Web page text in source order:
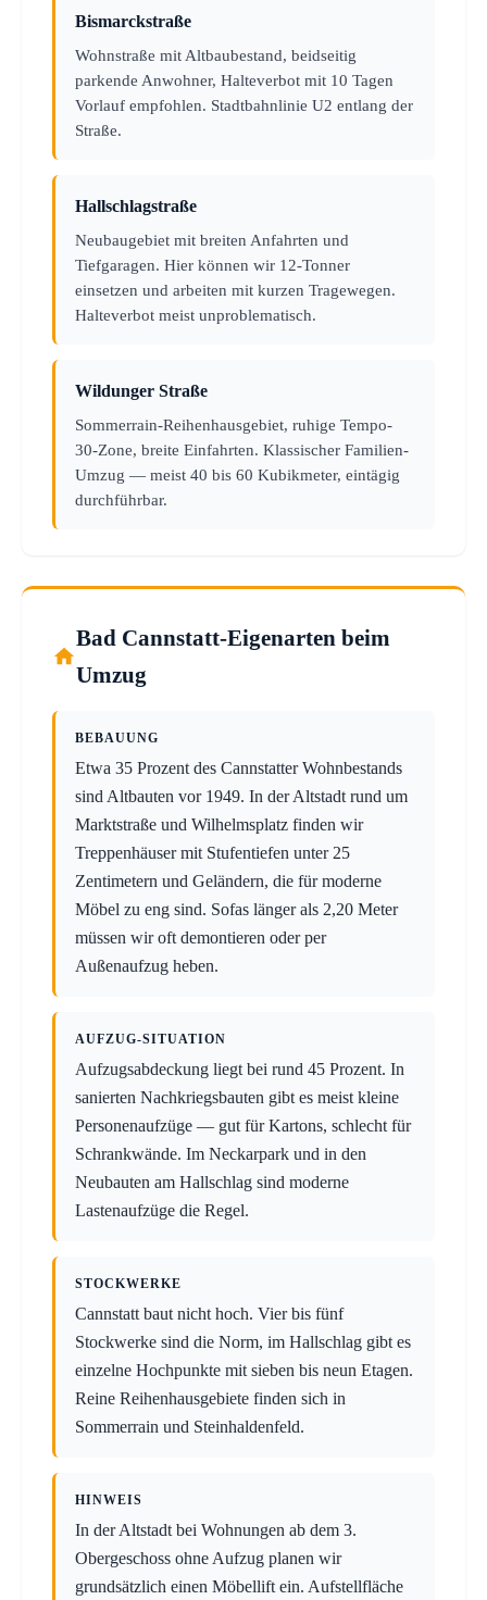
Bismarckstraße
Wohnstraße mit Altbaubestand, beidseitig
parkende Anwohner, Halteverbot mit 10 Tagen
Vorlauf empfohlen. Stadtbahnlinie U2 entlang der
Straße.
Hallschlagstraße
Neubaugebiet mit breiten Anfahrten und
Tiefgaragen. Hier können wir 12-Tonner
einsetzen und arbeiten mit kurzen Tragewegen.
Halteverbot meist unproblematisch.
Wildunger Straße
Sommerrain-Reihenhausgebiet, ruhige Tempo-
30-Zone, breite Einfahrten. Klassischer Familien-
Umzug — meist 40 bis 60 Kubikmeter, eintägig
durchführbar.
Bad Cannstatt-Eigenarten beim
Umzug
BEBAUUNG
Etwa 35 Prozent des Cannstatter Wohnbestands
sind Altbauten vor 1949. In der Altstadt rund um
Marktstraße und Wilhelmsplatz finden wir
Treppenhäuser mit Stufentiefen unter 25
Zentimetern und Geländern, die für moderne
Möbel zu eng sind. Sofas länger als 2,20 Meter
müssen wir oft demontieren oder per
Außenaufzug heben.
AUFZUG-SITUATION
Aufzugsabdeckung liegt bei rund 45 Prozent. In
sanierten Nachkriegsbauten gibt es meist kleine
Personenaufzüge — gut für Kartons, schlecht für
Schrankwände. Im Neckarpark und in den
Neubauten am Hallschlag sind moderne
Lastenaufzüge die Regel.
STOCKWERKE
Cannstatt baut nicht hoch. Vier bis fünf
Stockwerke sind die Norm, im Hallschlag gibt es
einzelne Hochpunkte mit sieben bis neun Etagen.
Reine Reihenhausgebiete finden sich in
Sommerrain und Steinhaldenfeld.
HINWEIS
In der Altstadt bei Wohnungen ab dem 3.
Obergeschoss ohne Aufzug planen wir
grundsätzlich einen Möbellift ein. Aufstellfläche